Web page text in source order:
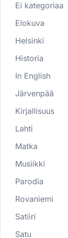
Ei kategoriaa
Elokuva
Helsinki
Historia
In English
Järvenpää
Kirjallisuus
Lahti
Matka
Musiikki
Parodia
Rovaniemi
Satiiri
Satu